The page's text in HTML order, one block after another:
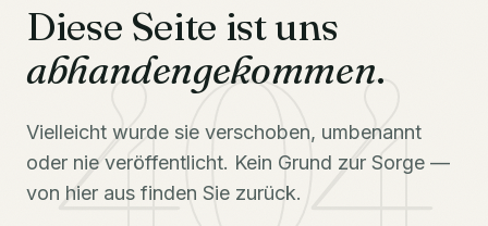
404
Diese Seite ist uns
abhandengekommen.
Vielleicht wurde sie verschoben, umbenannt
oder nie veröffentlicht. Kein Grund zur Sorge —
von hier aus finden Sie zurück.